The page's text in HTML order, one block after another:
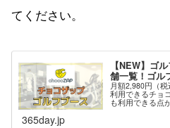
てください。
【NEW】ゴ
舗一覧！ゴル
月額2,980円（
利用できるチョ
も利用できる点
では「ゴルフブ
365day.jp